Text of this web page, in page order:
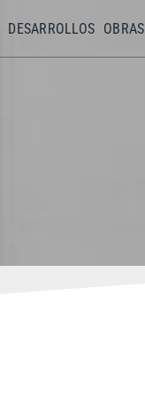
DESARROLLOS OBRAS